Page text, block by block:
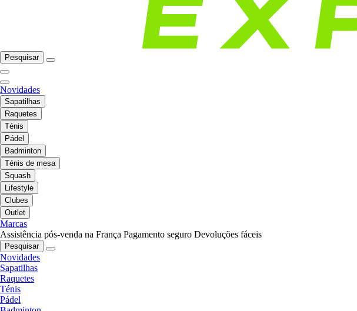
Pesquisar
Novidades
Sapatilhas
Raquetes
Ténis
Pádel
Badminton
Ténis de mesa
Squash
Lifestyle
Clubes
Outlet
Marcas
Assistência pós-venda na França Pagamento seguro Devoluções fáceis
Pesquisar
Novidades
Sapatilhas
Raquetes
Ténis
Pádel